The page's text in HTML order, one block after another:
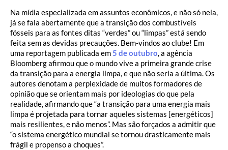
Na mídia especializada em assuntos econômicos, e não só nela,
já se fala abertamente que a transição dos combustíveis
fósseis para as fontes ditas “verdes” ou “limpas” está sendo
feita sem as devidas precauções. Bem-vindos ao clube! Em
uma reportagem publicada em5 de outubro, a agência
Bloomberg afirmou que o mundo vive a primeira grande crise
da transição para a energia limpa, e que não seria a última. Os
autores denotam a perplexidade de muitos formadores de
opinião que se orientam mais por ideologias do que pela
realidade, afirmando que “a transição para uma energia mais
limpa é projetada para tornar aqueles sistemas [energéticos]
mais resilientes, e não menos”. Mas são forçados a admitir que
“o sistema energético mundial se tornou drasticamente mais
frágil e propenso a choques”.